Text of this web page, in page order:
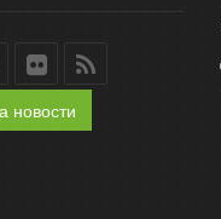
новости